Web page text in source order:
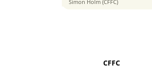
Simon Holm (CFFC)
CFFC